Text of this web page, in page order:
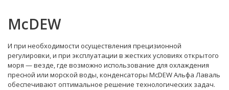
McDEW
И при необходимости осуществления прецизионной
регулировки, и при эксплуатации в жестких условиях открытого
моря — везде, где возможно использование для охлаждения
пресной или морской воды, конденсаторы McDEW Альфа Лаваль
обеспечивают оптимальное решение технологических задач.